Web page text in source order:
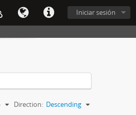
Iniciar sesión
Direction: Descending